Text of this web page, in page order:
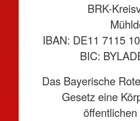
BRK-
IBAN: DE11 7115
BIC:
Das Bayerische
Gesetz eine